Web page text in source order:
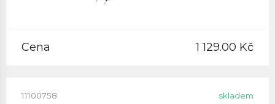
Cena 1 129.00 Kč
11100758 skladem